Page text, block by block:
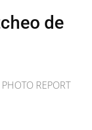
de
REPORT